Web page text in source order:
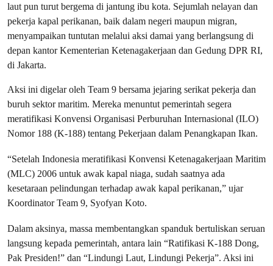
laut pun turut bergema di jantung ibu kota. Sejumlah nelayan dan
pekerja kapal perikanan, baik dalam negeri maupun migran,
menyampaikan tuntutan melalui aksi damai yang berlangsung di
depan kantor Kementerian Ketenagakerjaan dan Gedung DPR RI,
di Jakarta.
Aksi ini digelar oleh Team 9 bersama jejaring serikat pekerja dan
buruh sektor maritim. Mereka menuntut pemerintah segera
meratifikasi Konvensi Organisasi Perburuhan Internasional (ILO)
Nomor 188 (K-188) tentang Pekerjaan dalam Penangkapan Ikan.
“Setelah Indonesia meratifikasi Konvensi Ketenagakerjaan Maritim
(MLC) 2006 untuk awak kapal niaga, sudah saatnya ada
kesetaraan pelindungan terhadap awak kapal perikanan,” ujar
Koordinator Team 9, Syofyan Koto.
Dalam aksinya, massa membentangkan spanduk bertuliskan seruan
langsung kepada pemerintah, antara lain “Ratifikasi K-188 Dong,
Pak Presiden!” dan “Lindungi Laut, Lindungi Pekerja”. Aksi ini